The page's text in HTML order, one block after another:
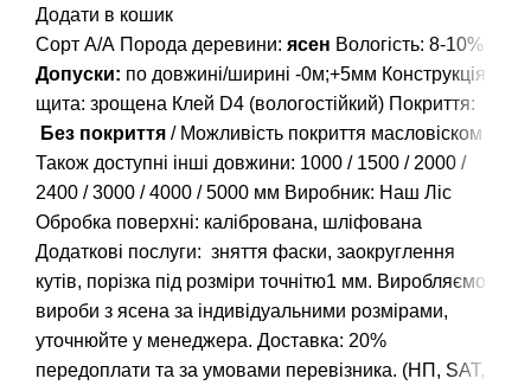
Додати в кошик
Сорт А/А Порода деревини: ясен Вологість: 8-10%
Допуски: по довжині/ширині -0м;+5мм Конструкція
щита: зрощена Клей D4 (вологостійкий) Покриття:
Без покриття / Можливість покриття масловіском
Також доступні інші довжини: 1000 / 1500 / 2000 /
2400 /3000 /4000 /5000 мм Виробник: Наш Ліс
Обробка поверхні: калібрована, шліфована
Додаткові послуги: зняття фаски, заокруглення
кутів, порізка під розміри точнітю1 мм. Виробляємо
вироби з ясена за індивідуальними розмірами,
уточнюйте у менеджера. Доставка: 20%
передоплати та за умовами перевізника. (НП, SAT,